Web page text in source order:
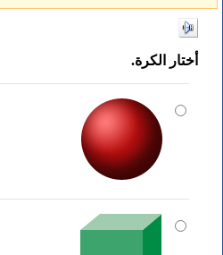
أختار الكرة.